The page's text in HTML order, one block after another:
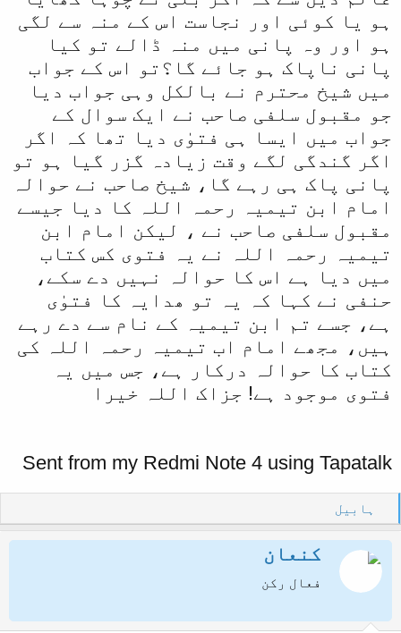
ز
ک
ر
ے
و
ل
ا
ہو یا کوئی اور نجاست اس کے منہ سے لگی
ہو اور وہ پانی میں منہ ڈالے تو کیا
پانی ناپاک ہو جائے گا؟تو اس کے جواب
میں شیخ محترم نے بالکل وہی جواب دیا
جو مقبول سلفی صاحب نے ایک سوال کے
جواب میں ایسا ہی فتوٰی دیا تھا کہ اگر
اگر گندگی لگے وقت زیادہ گزر گیا ہو تو
پانی پاک ہی رہے گا، شیخ صاحب نے حوالہ
امام ابن تیمیہ رحمہ اللہ کا دیا جیسے
مقبول سلفی صاحب نے ، لیکن امام ابن
تیمیہ رحمہ اللہ نے یہ فتوی کس کتاب
میں دیا ہے اس کا حوالہ نہیں دے سکے،
حنفی نے کہا کہ یہ تو ھدایہ کا فتوٰی
ہے، جسے تم ابن تیمیہ کے نام سے دے رہے
ہیں، مجھے امام اب تیمیہ رحمہ اللہ کی
کتاب کا حوالہ درکار ہے، جس میں یہ
فتوی موجود ہے! جزاک اللہ خیرا
Sent from my Redmi Note 4 using Tapatalk
e
a
c
o
ہابیل
کنعان
فعال رکن